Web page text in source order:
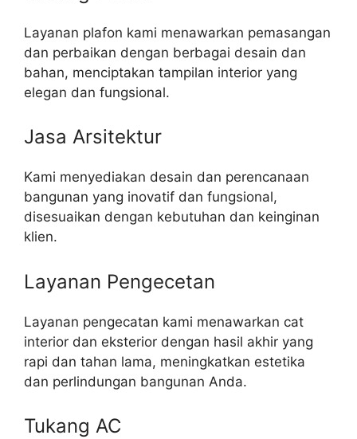
Layanan plafon kami menawarkan pemasangan
dan perbaikan dengan berbagai desain dan
bahan, menciptakan tampilan interior yang
elegan dan fungsional.
Jasa Arsitektur
Kami menyediakan desain dan perencanaan
bangunan yang inovatif dan fungsional,
disesuaikan dengan kebutuhan dan keinginan
klien.
Layanan Pengecetan
Layanan pengecatan kami menawarkan cat
interior dan eksterior dengan hasil akhir yang
rapi dan tahan lama, meningkatkan estetika
dan perlindungan bangunan Anda.
Tukang AC